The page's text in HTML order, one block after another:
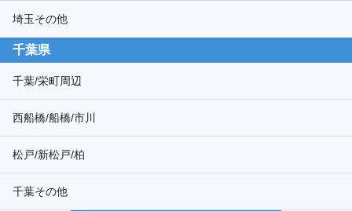
埼玉その他
千葉県
千葉/栄町周辺
西船橋/船橋/市川
松戸/新松戸/柏
千葉その他